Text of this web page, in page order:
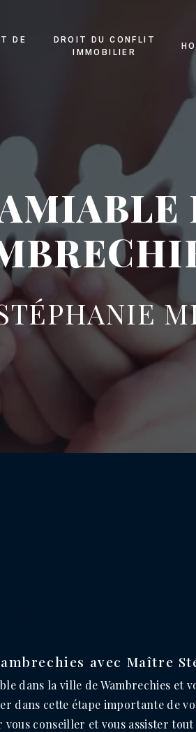
DE
DROIT DU CONFLIT
IMMOBILIER
avec Maître
dans la ville de Wambrechies et
dans cette étape importante de
conseiller et vous assister